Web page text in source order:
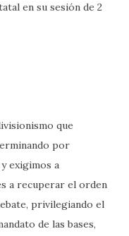
en su sesión de 2
que
por
exigimos a
a recuperar el orden
privilegiando el
de las bases,